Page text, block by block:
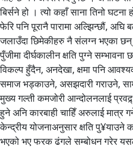
बिर्सने हो । त्यो कहाँ साना तिनो
फेरि पनि पूरानै पारामा अल्झिन्छौं,
जलाउँदा छिमेकीहरु नै संलग्न भएका
पुँजीमा दीर्घकालीन क्षति पुग्ने
विकल्प हुँदैन, अनदेखा, क्षमा पनि
समाज भड्काउने, असझदारी गराउने,
मुख्य गल्ती कमजोरी आन्दोलनलाई
हुने अनि कारबाही चाहिँ अरुलाई मात्र
केन्द्रीय योजनाअनुसार क्षति पु¥याउने
भएको भए फरक ढंगले सम्बोधन गरेर